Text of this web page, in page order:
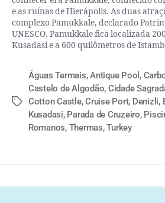
e as ruínas de Hierápolis. As duas
complexo Pamukkale, declarado
UNESCO. Pamukkale fica localizada
Kusadasi e a 600 quilômetros de
Águas Termais,Antique Pool ,
Castelo de Algodão, Cidade
Cotton Castle,Cruise Port, Denizli,
Kusadasi, Parada de Cruzeiro,
Romanos, Thermas,Turkey